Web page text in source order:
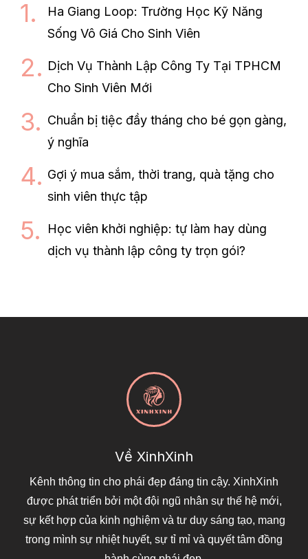
Ha Giang Loop: Trường Học Kỹ Năng
Sống Vô Giá Cho Sinh Viên
Dịch Vụ Thành Lập Công Ty Tại TPHCM
Cho Sinh Viên Mới
Chuẩn bị tiệc đầy tháng cho bé gọn gàng,
ý nghĩa
Gợi ý mua sắm, thời trang, quà tặng cho
sinh viên thực tập
Học viên khởi nghiệp: tự làm hay dùng
dịch vụ thành lập công ty trọn gói?
Về XinhXinh
Kênh thông tin cho phái đẹp đáng tin cậy. XinhXinh
được phát triển bởi một đội ngũ nhân sự thế hệ mới,
sự kết hợp của kinh nghiệm và tư duy sáng tạo, mang
trong mình sự nhiệt huyết, sự tỉ mỉ và quyết tâm đồng